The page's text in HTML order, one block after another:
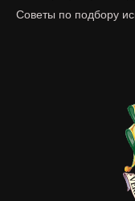
Советы по подбору